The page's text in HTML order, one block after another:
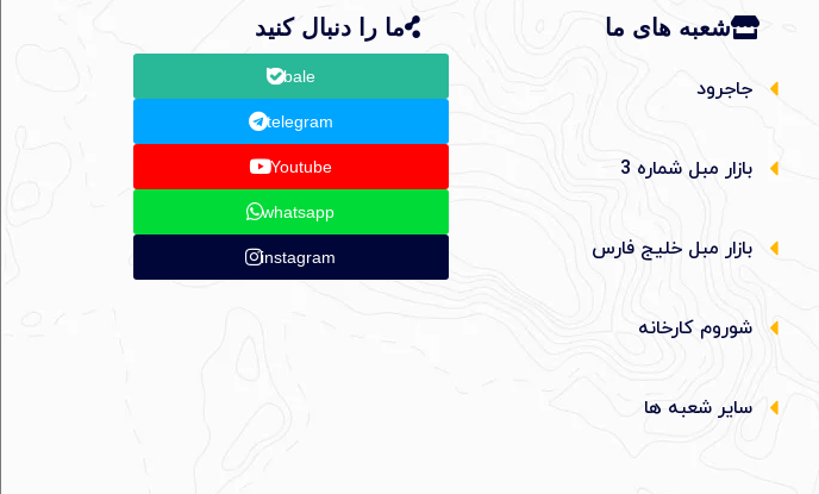
شعبه های ما
جاجرود
بازار مبل شماره 3
بازار مبل خلیج فارس
شوروم کارخانه
سایر شعبه ها
ما را دنبال کنید
bale
telegram
Youtube
whatsapp
instagram